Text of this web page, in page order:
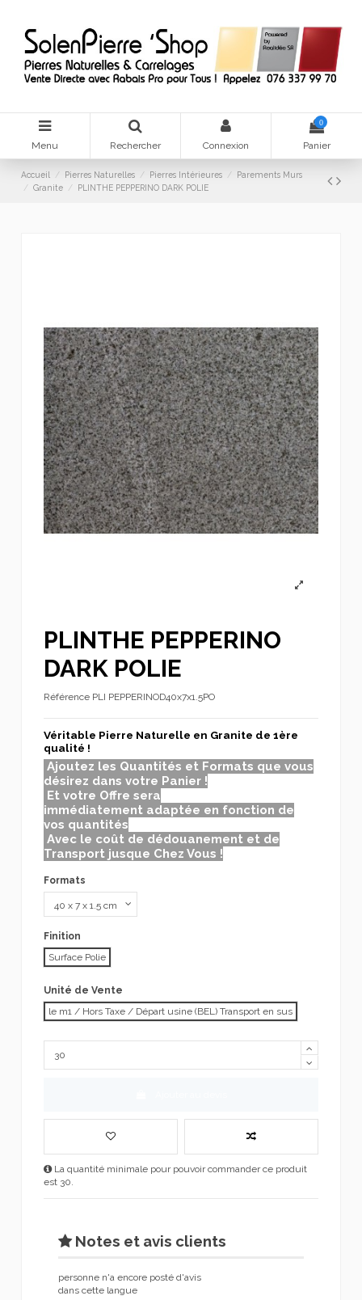
Menu Rechercher Connexion
0
Panier
Accueil Pierres Naturelles Pierres Intérieures
Parements Murs
Granite
PLINTHE PEPPERINO DARK POLIE
PLINTHE PEPPERINO
DARK POLIE
Référence PLI PEPPERINOD40x7x1.5PO
Véritable Pierre Naturelle en Granite de 1ère
qualité !
Ajoutez les Quantités et Formats que vous
désirez dans votre Panier !
Et votre Offre sera
immédiatement adaptée en fonction de
vos quantités
Avec le coût de dédouanement et de
Transport jusque Chez Vous !
Formats
Finition
Surface Polie
Unité de Vente
le m1 / Hors Taxe / Départ usine (BEL) Transport en sus
La quantité minimale pour pouvoir commander ce produit
est 30.
Notes et avis clients
personne n'a encore posté d'avis
dans cette langue